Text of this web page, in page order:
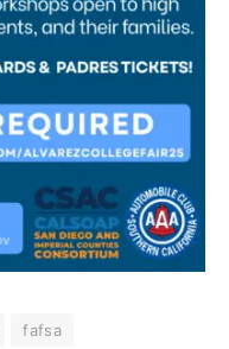
fafsa